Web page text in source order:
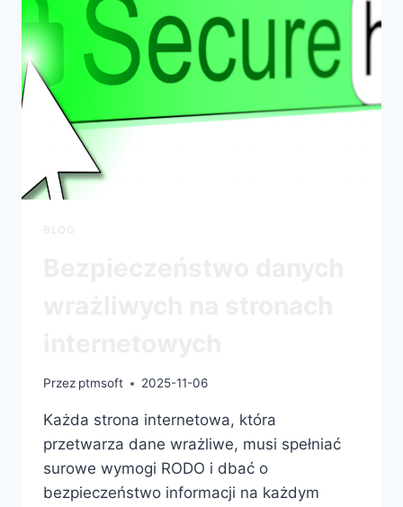
Przez ptmsoft 2025-11-06
Każda strona internetowa, która
przetwarza dane wrażliwe, musi spełniać
surowe wymogi RODO i dbać o
bezpieczeństwo informacji na każdym